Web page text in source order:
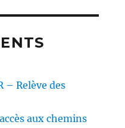
– Relève des
aux chemins